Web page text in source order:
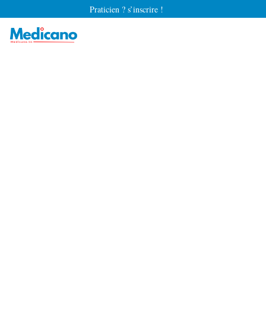
Praticien ? s’inscrire !